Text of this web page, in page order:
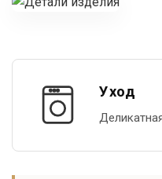
Уход